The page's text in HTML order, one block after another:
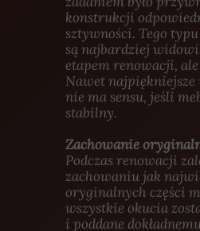
konstrukcji
sztywności. Tego
są najbardziej
etapem renowacji, ale
Nawet najpiękniejsze
nie ma sensu, jeśli
stabilny.
Zachowanie
Podczas renowacji
zachowaniu jak
oryginalnych części
wszystkie okucia
i poddane